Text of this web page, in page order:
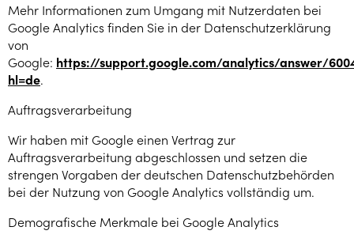
Mehr Informationen zum Umgang mit Nutzerdaten bei
Google Analytics finden Sie in der Datenschutzerklärung
von
Google: https://support.google.com/analytics/answer/
hl=de.
Auftragsverarbeitung
Wir haben mit Google einen Vertrag zur
Auftragsverarbeitung abgeschlossen und setzen die
strengen Vorgaben der deutschen Datenschutzbehörden
bei der Nutzung von Google Analytics vollständig um.
Demografische Merkmale bei Google Analytics